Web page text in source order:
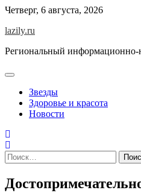
Skip
content
Четверг, 6 августа, 2026
lazily.ru
Региональный информационно-
Звезды
Здоровье и красота
Новости
Найти: